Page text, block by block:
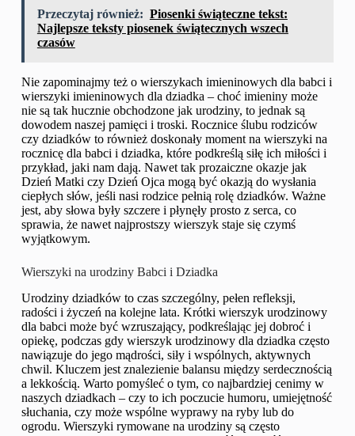
Przeczytaj również: Piosenki świąteczne tekst:
Najlepsze teksty piosenek świątecznych wszech
czasów
Nie zapominajmy też o wierszykach imieninowych dla babci i
wierszyki imieninowych dla dziadka – choć imieniny może
nie są tak hucznie obchodzone jak urodziny, to jednak są
dowodem naszej pamięci i troski. Rocznice ślubu rodziców
czy dziadków to również doskonały moment na wierszyki na
rocznicę dla babci i dziadka, które podkreślą siłę ich miłości i
przykład, jaki nam dają. Nawet tak prozaiczne okazje jak
Dzień Matki czy Dzień Ojca mogą być okazją do wysłania
ciepłych słów, jeśli nasi rodzice pełnią rolę dziadków. Ważne
jest, aby słowa były szczere i płynęły prosto z serca, co
sprawia, że nawet najprostszy wierszyk staje się czymś
wyjątkowym.
Wierszyki na urodziny Babci i Dziadka
Urodziny dziadków to czas szczególny, pełen refleksji,
radości i życzeń na kolejne lata. Krótki wierszyk urodzinowy
dla babci może być wzruszający, podkreślając jej dobroć i
opiekę, podczas gdy wierszyk urodzinowy dla dziadka często
nawiązuje do jego mądrości, siły i wspólnych, aktywnych
chwil. Kluczem jest znalezienie balansu między serdecznością
a lekkością. Warto pomyśleć o tym, co najbardziej cenimy w
naszych dziadkach – czy to ich poczucie humoru, umiejętność
słuchania, czy może wspólne wyprawy na ryby lub do
ogrodu. Wierszyki rymowane na urodziny są często